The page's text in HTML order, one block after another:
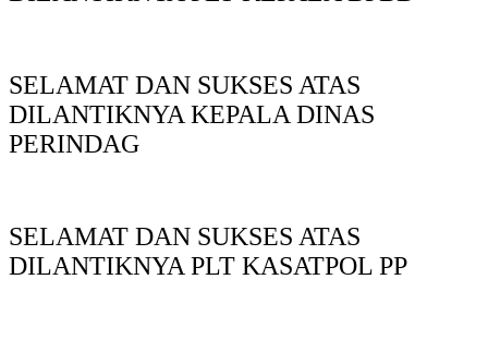
SELAMAT DAN SUKSES ATAS
DILANTIKNYA KEPALA DINAS
PERINDAG
SELAMAT DAN SUKSES ATAS
DILANTIKNYA PLT KASATPOL PP